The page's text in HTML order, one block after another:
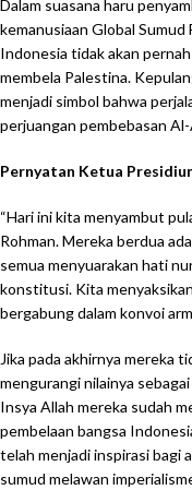
Dalam suasana haru
kemanusiaan Global
Indonesia tidak akan
membela Palestina.
menjadi simbol bahwa
perjuangan pembebasan
Pernyatan Ketua
“Hari ini kita menyambut
Rohman. Mereka berdua
semua menyuarakan hati
konstitusi. Kita
bergabung dalam konvoi
Jika pada akhirnya mereka
mengurangi nilainya
Insya Allah mereka sudah
pembelaan bangsa
telah menjadi inspirasi bagi
sumud melawan